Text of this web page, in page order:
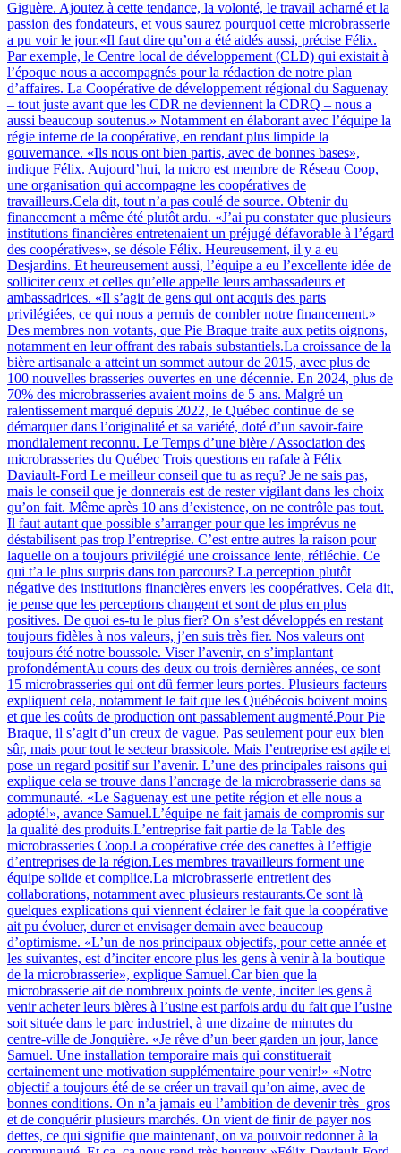
Giguère. Ajoutez à cette tendance, la volonté, le travail acharné et la
passion des fondateurs, et vous saurez pourquoi cette microbrasserie
a pu voir le jour.«Il faut dire qu’on a été aidés aussi, précise Félix.
Par exemple, le Centre local de développement (CLD) qui existait à
l’époque nous a accompagnés pour la rédaction de notre plan
d’affaires. La Coopérative de développement régional du Saguenay
– tout juste avant que les CDR ne deviennent la CDRQ – nous a
aussi beaucoup soutenus.» Notamment en élaborant avec l’équipe la
régie interne de la coopérative, en rendant plus limpide la
gouvernance. «Ils nous ont bien partis, avec de bonnes bases»,
indique Félix. Aujourd’hui, la micro est membre de Réseau Coop,
une organisation qui accompagne les coopératives de
travailleurs.Cela dit, tout n’a pas coulé de source. Obtenir du
financement a même été plutôt ardu. «J’ai pu constater que plusieurs
institutions financières entretenaient un préjugé défavorable à l’égard
des coopératives», se désole Félix. Heureusement, il y a eu
Desjardins. Et heureusement aussi, l’équipe a eu l’excellente idée de
solliciter ceux et celles qu’elle appelle leurs ambassadeurs et
ambassadrices. «Il s’agit de gens qui ont acquis des parts
privilégiées, ce qui nous a permis de combler notre financement.»
Des membres non votants, que Pie Braque traite aux petits oignons,
notamment en leur offrant des rabais substantiels.La croissance de la
bière artisanale a atteint un sommet autour de 2015, avec plus de
100 nouvelles brasseries ouvertes en une décennie. En 2024, plus de
70% des microbrasseries avaient moins de 5 ans. Malgré un
ralentissement marqué depuis 2022, le Québec continue de se
démarquer dans l’originalité et sa variété, doté d’un savoir-faire
mondialement reconnu. Le Temps d’une bière / Association des
microbrasseries du Québec Trois questions en rafale à Félix
Daviault-Ford Le meilleur conseil que tu as reçu? Je ne sais pas,
mais le conseil que je donnerais est de rester vigilant dans les choix
qu’on fait. Même après 10 ans d’existence, on ne contrôle pas tout.
Il faut autant que possible s’arranger pour que les imprévus ne
déstabilisent pas trop l’entreprise. C’est entre autres la raison pour
laquelle on a toujours privilégié une croissance lente, réfléchie. Ce
qui t’a le plus surpris dans ton parcours? La perception plutôt
négative des institutions financières envers les coopératives. Cela dit,
je pense que les perceptions changent et sont de plus en plus
positives. De quoi es-tu le plus fier? On s’est développés en restant
toujours fidèles à nos valeurs, j’en suis très fier. Nos valeurs ont
toujours été notre boussole. Viser l’avenir, en s’implantant
profondémentAu cours des deux ou trois dernières années, ce sont
15 microbrasseries qui ont dû fermer leurs portes. Plusieurs facteurs
expliquent cela, notamment le fait que les Québécois boivent moins
et que les coûts de production ont passablement augmenté.Pour Pie
Braque, il s’agit d’un creux de vague. Pas seulement pour eux bien
sûr, mais pour tout le secteur brassicole. Mais l’entreprise est agile et
pose un regard positif sur l’avenir. L’une des principales raisons qui
explique cela se trouve dans l’ancrage de la microbrasserie dans sa
communauté. «Le Saguenay est une petite région et elle nous a
adopté!», avance Samuel.L’équipe ne fait jamais de compromis sur
la qualité des produits.L’entreprise fait partie de la Table des
microbrasseries Coop.La coopérative crée des canettes à l’effigie
d’entreprises de la région.Les membres travailleurs forment une
équipe solide et complice.La microbrasserie entretient des
collaborations, notamment avec plusieurs restaurants.Ce sont là
quelques explications qui viennent éclairer le fait que la coopérative
ait pu évoluer, durer et envisager demain avec beaucoup
d’optimisme. «L’un de nos principaux objectifs, pour cette année et
les suivantes, est d’inciter encore plus les gens à venir à la boutique
de la microbrasserie», explique Samuel.Car bien que la
microbrasserie ait de nombreux points de vente, inciter les gens à
venir acheter leurs bières à l’usine est parfois ardu du fait que l’usine
soit située dans le parc industriel, à une dizaine de minutes du
centre-ville de Jonquière. «Je rêve d’un beer garden un jour, lance
Samuel. Une installation temporaire mais qui constituerait
certainement une motivation supplémentaire pour venir!» «Notre
objectif a toujours été de se créer un travail qu’on aime, avec de
bonnes conditions. On n’a jamais eu l’ambition de devenir très gros
et de conquérir plusieurs marchés. On vient de finir de payer nos
dettes, ce qui signifie que maintenant, on va pouvoir redonner à la